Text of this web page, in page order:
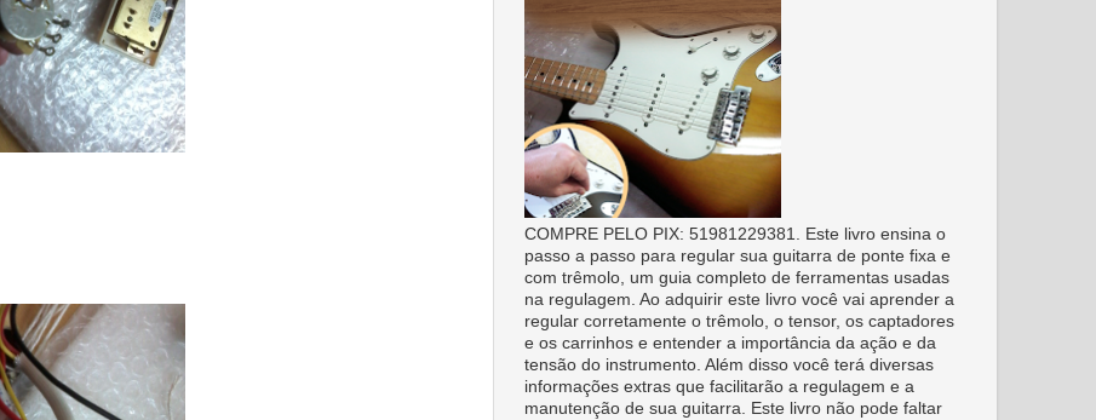
COMPRE PELO PIX: 51981229381. Este livro ensina o
passo a passo para regular sua guitarra de ponte fixa e
com trêmolo, um guia completo de ferramentas usadas
na regulagem. Ao adquirir este livro você vai aprender a
regular corretamente o trêmolo, o tensor, os captadores
e os carrinhos e entender a importância da ação e da
tensão do instrumento. Além disso você terá diversas
informações extras que facilitarão a regulagem e a
manutenção de sua guitarra. Este livro não pode faltar